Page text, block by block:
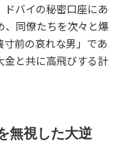
ドバイの秘密口座にあ
、同僚たちを次々と爆
前の哀れな男」であ
金と共に高飛びする計
無視した大逆